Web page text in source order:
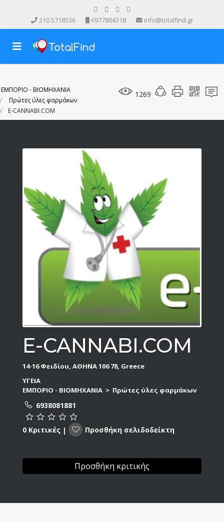
210 5718536 6977804318 info@totalfind.gr
1269
ΕΜΠΟΡΙΟ - ΒΙΟΜΗΧΑΝΙΑ
Πρώτες ύλες φαρμάκων
E-CANNABI.COM
E-CANNABI.COM
14-16 Φειδίου, ΑΘΗΝΑ 106 78, Greece
ΥΓΕΙΑ
ΕΜΠΟΡΙΟ - ΒΙΟΜΗΧΑΝΙΑ > Πρώτες ύλες φαρμάκων
6938081881
0 Κριτικές | Προσθήκη σελιδοδείκτη
Προσθήκη κριτικής